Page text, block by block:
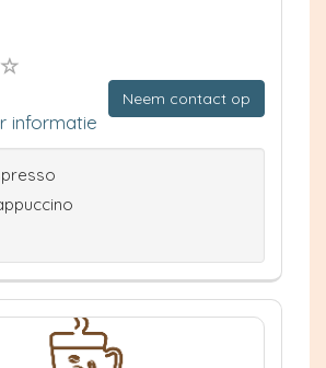
Neem contact op
informatie